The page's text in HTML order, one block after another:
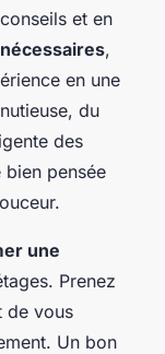
et en
,
en une
du
des
pensée
une
Prenez
de vous
Un bon